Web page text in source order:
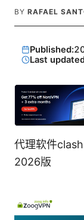
BY RAFAEL
Published:
Last
代理软件
2026版